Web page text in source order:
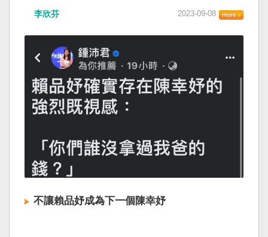
李欣芬 2023-09-08
不讓賴品妤成為下一個陳幸妤